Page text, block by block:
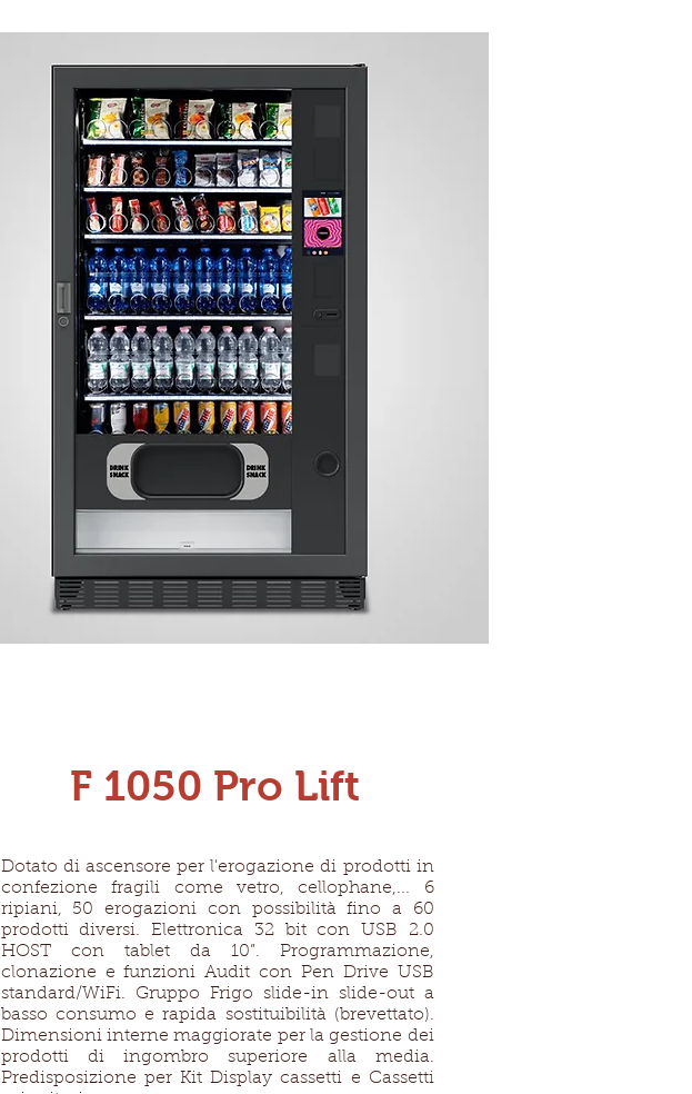
F 1050 Pro Lift
Dotato di ascensore per l'erogazione di prodotti in
confezione fragili come vetro, cellophane,... 6
ripiani, 50 erogazioni con possibilità fino a 60
prodotti diversi. Elettronica 32 bit con USB 2.0
HOST con tablet da 10”. Programmazione,
clonazione e funzioni Audit con Pen Drive USB
standard/WiFi. Gruppo Frigo slide-in slide-out a
basso consumo e rapida sostituibilità (brevettato).
Dimensioni interne maggiorate per la gestione dei
prodotti di ingombro superiore alla media.
Predisposizione per Kit Display cassetti e Cassetti